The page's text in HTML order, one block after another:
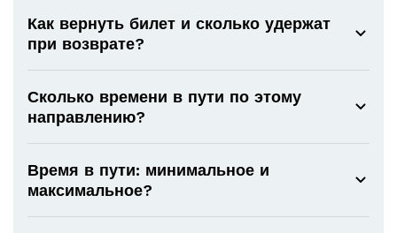
Как вернуть билет и сколько удержат
при возврате?
Сколько времени в пути по этому
направлению?
Время в пути: минимальное и
максимальное?